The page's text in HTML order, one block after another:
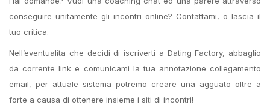
conseguire unitamente gli incontri online? Contattami, o lascia il
tuo critica.
Nell’eventualita che decidi di iscriverti a Dating Factory, abbaglio
da corrente link e comunicami la tua annotazione collegamento
email, per attuale sistema potremo creare una agguato oltre a
forte a causa di ottenere insieme i siti di incontri!